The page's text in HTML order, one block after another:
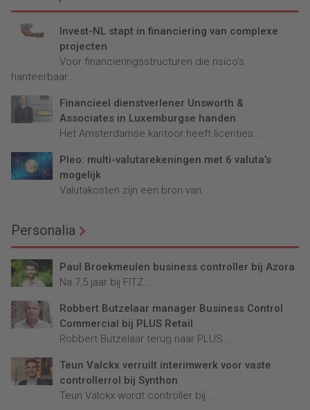
Invest-NL stapt in financiering van complexe
projecten
Voor financieringsstructuren die risico’s
hanteerbaar...
Financieel dienstverlener Unsworth &
Associates in Luxemburgse handen
Het Amsterdamse kantoor heeft licenties...
Pleo: multi-valutarekeningen met 6 valuta’s
mogelijk
Valutakosten zijn een bron van...
Personalia
Paul Broekmeulen business controller bij Azora
Na 7,5 jaar bij FITZ...
Robbert Butzelaar manager Business Control
Commercial bij PLUS Retail
Robbert Butzelaar terug naar PLUS...
Teun Valckx verruilt interimwerk voor vaste
controllerrol bij Synthon
Teun Valckx wordt controller bij...